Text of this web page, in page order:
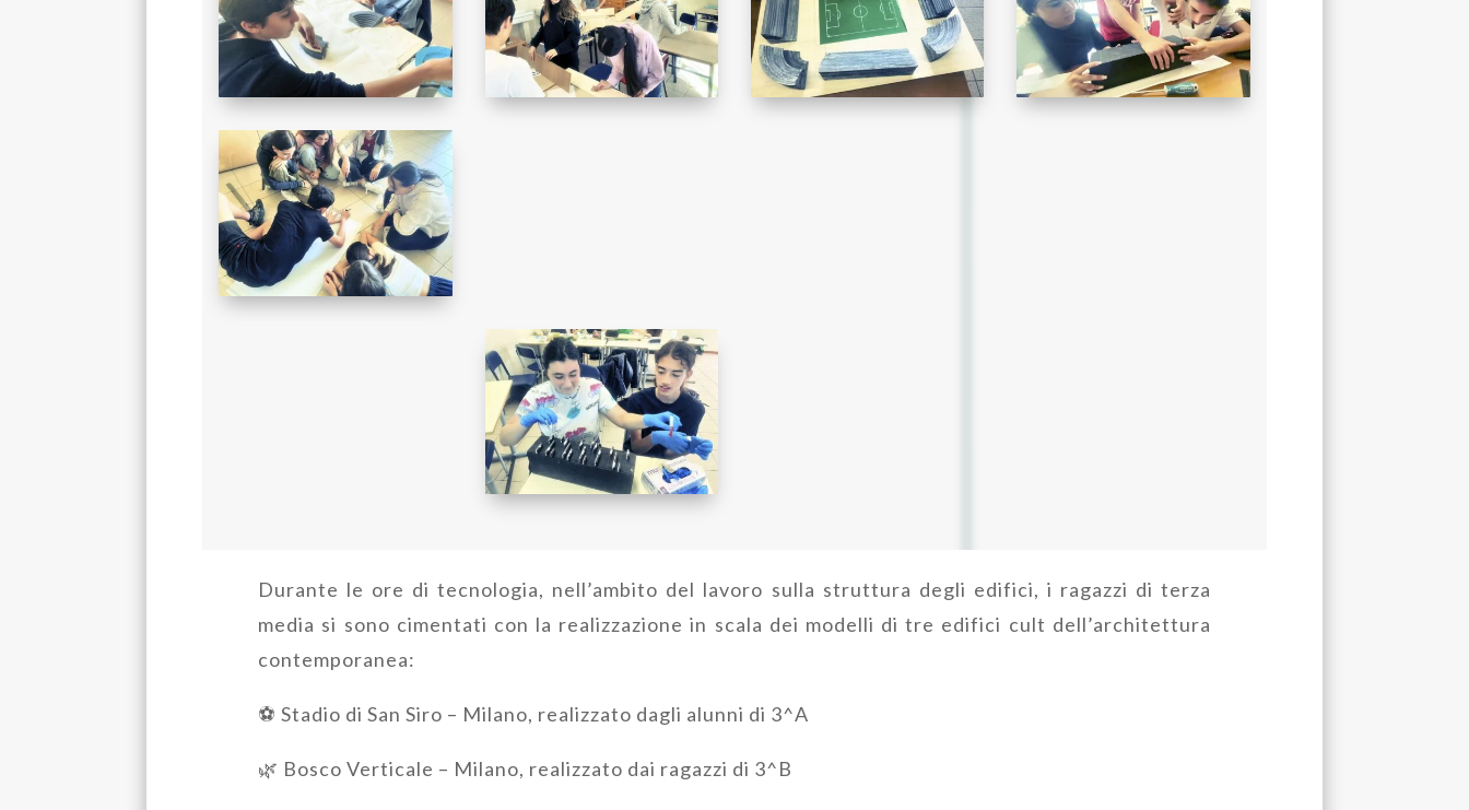
Durante le ore di tecnologia, nell’ambito del lavoro sulla struttura degli edifici, i ragazzi di terza
media si sono cimentati con la realizzazione in scala dei modelli di tre edifici cult dell’architettura
contemporanea:
⚽ Stadio di San Siro – Milano, realizzato dagli alunni di 3^A
🌿 Bosco Verticale – Milano, realizzato dai ragazzi di 3^B